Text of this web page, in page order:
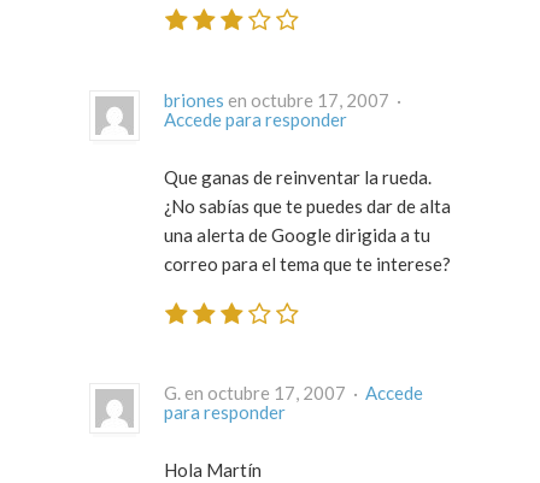
briones
en octubre 17, 2007 ·
Accede para responder
Que ganas de reinventar la rueda.
¿No sabías que te puedes dar de alta
una alerta de Google dirigida a tu
correo para el tema que te interese?
G. en octubre 17, 2007 · Accede
para responder
Hola Martín